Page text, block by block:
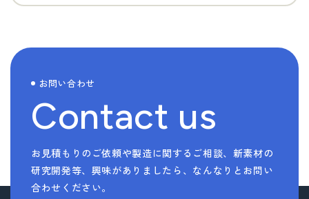
お問い合わせ
Contact us
お見積もりのご依頼や製造に関するご相談、新素材の
研究開発等、 興味がありましたら、なんなりとお問い
合わせください。